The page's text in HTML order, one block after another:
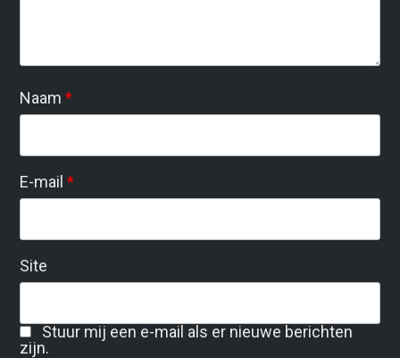
Naam*
E-mail*
Site
Stuur mij een e-mail als er nieuwe berichten
zijn.